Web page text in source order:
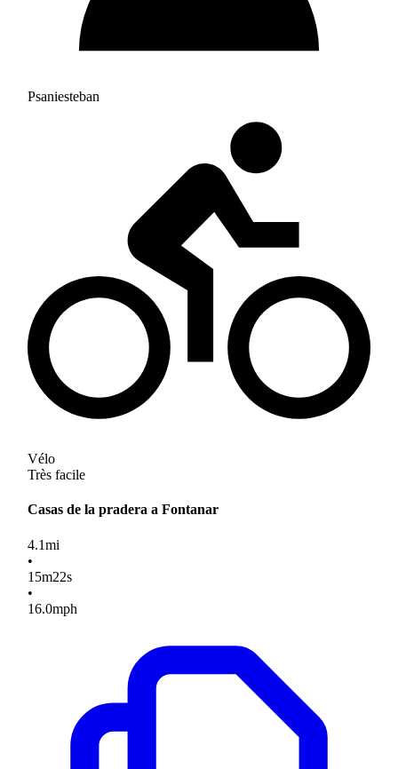
Psaniesteban
Vélo
Très facile
Casas de la pradera a Fontanar
4.1mi
•
15m22s
•
16.0mph